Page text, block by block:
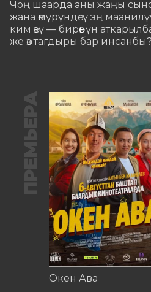
Чоң шаарда аны жаңы
жана өмүрүндөгү эң
ким өзү — бирөөнүн
же өз тагдыры бар инсанбы?
ПРЕМЬЕРА
Окен Ава